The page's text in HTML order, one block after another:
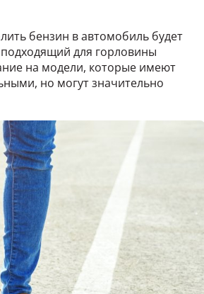
бензин в автомобиль будет
для горловины
на модели, которые имеют
но могут значительно